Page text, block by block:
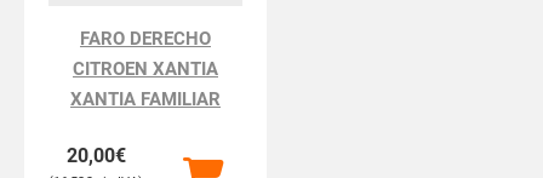
FARO DERECHO
CITROEN XANTIA
XANTIA FAMILIAR
20,00€